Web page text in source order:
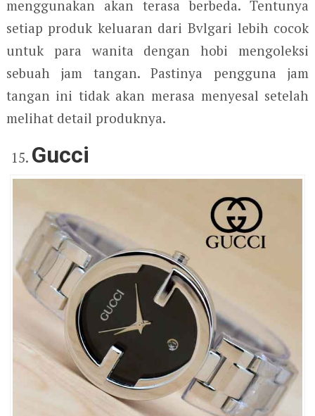
menggunakan akan terasa berbeda. Tentunya
setiap produk keluaran dari Bvlgari lebih cocok
untuk para wanita dengan hobi mengoleksi
sebuah jam tangan. Pastinya pengguna jam
tangan ini tidak akan merasa menyesal setelah
melihat detail produknya.
Gucci